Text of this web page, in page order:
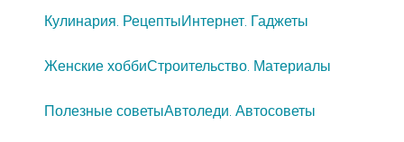
Кулинария. РецептыИнтернет. Гаджеты
Женские хоббиСтроительство. Материалы
Полезные советыАвтоледи. Автосоветы